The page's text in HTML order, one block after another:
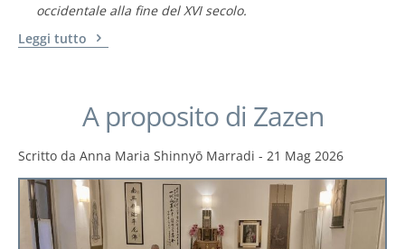
occidentale alla fine del XVI secolo.
Leggi tutto
A proposito di Zazen
Scritto da Anna Maria Shinnyō Marradi - 21 Mag 2026